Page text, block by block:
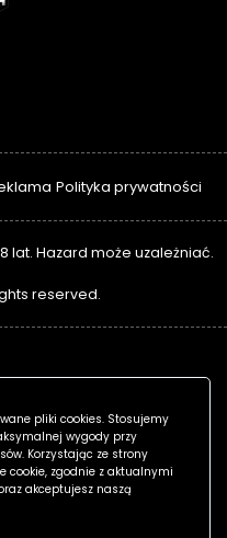
Polityka prywatności
lat. Hazard może uzależniać.
reserved.
pliki cookies. Stosujemy
wygody przy
Korzystając ze strony
cookie, zgodnie z aktualnymi
akceptujesz naszą